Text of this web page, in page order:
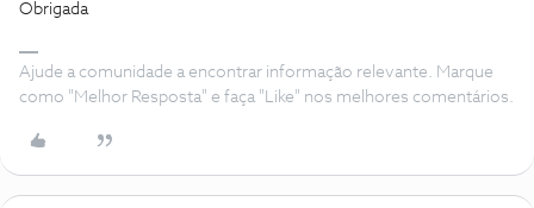
Obrigada
Ajude a comunidade a encontrar informação relevante. Marque
como "Melhor Resposta" e faça "Like" nos melhores comentários.